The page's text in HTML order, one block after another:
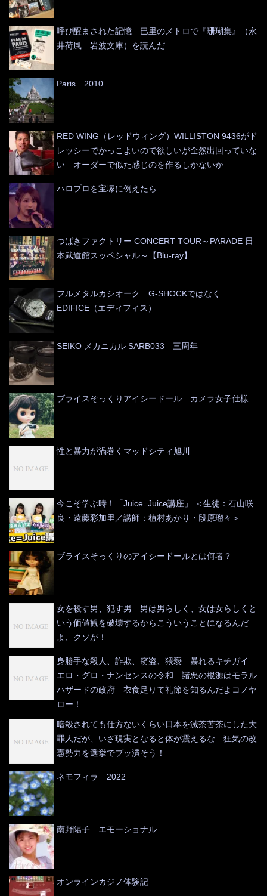
呼び醒まされた記憶 巴里のメトロで『珊瑚集』（永
井荷風 岩波文庫）を読んだ
Paris 2010
RED WING（レッドウィング）WILLISTON 9436がド
レッシーでかっこよいので欲しいが全然出回っていな
い オーダーで似た感じのを作るしかないか
ハロプロを宝塚に例えたら
つばきファクトリー CONCERT TOUR～PARADE 日
本武道館スッペシャル～【Blu-ray】
フルメタルカシオーク G-SHOCKではなく
EDIFICE（エディフィス）
SEIKO メカニカル SARB033 三周年
ブライスそっくりアイシードール カメラ女子仕様
性と暴力が渦巻くマッドシティ旭川
今こそ学ぶ時！「Juice=Juice講座」 ＜生徒：石山咲
良・遠藤彩加里／講師：植村あかり・段原瑠々＞
ブライスそっくりのアイシードールとは何者？
女を殺す男、犯す男 男は男らしく、女は女らしくと
いう価値観を破壊するからこういうことになるんだ
よ、クソが！
身勝手な殺人、詐欺、窃盗、猥褻 暴れるキチガイ
エロ・グロ・ナンセンスの令和 諸悪の根源はモラル
ハザードの政府 衣食足りて礼節を知るんだよコノヤ
ロー！
暗殺されても仕方ないくらい日本を滅茶苦茶にした大
罪人だが、いざ現実となると体が震えるな 狂気の改
憲勢力を選挙でブッ潰そう！
ネモフィラ 2022
南野陽子 エモーショナル
オンラインカジノ体験記